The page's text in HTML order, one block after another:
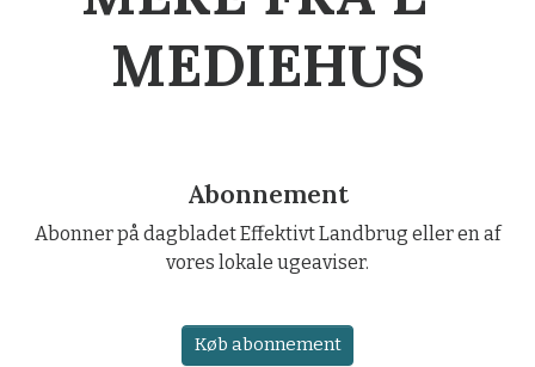
MEDIEHUS
Abonnement
Abonner på dagbladet Effektivt Landbrug eller en af
vores lokale ugeaviser.
Køb abonnement